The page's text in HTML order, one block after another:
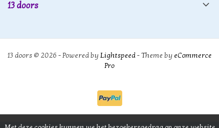
13 doors
13 doors © 2026 - Powered by Lightspeed- Theme by eCommerce
Pro